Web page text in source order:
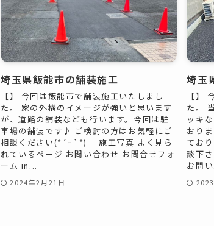
埼玉県飯能市の舗装施工
【】 今回は飯能市で舗装施工いたしまし
た。 家の外構のイメージが強いと思います
が、道路の舗装なども行います。今回は駐
車場の舗装です♪ ご検討の方はお気軽にご
相談ください(*´ｰ`*) 施工写真 よく見ら
れているページ お問い合わせ お問合せフォ
ーム in...
2024年2月21日
埼玉
【】
た。
ッキ
おり
てお
談下
お問